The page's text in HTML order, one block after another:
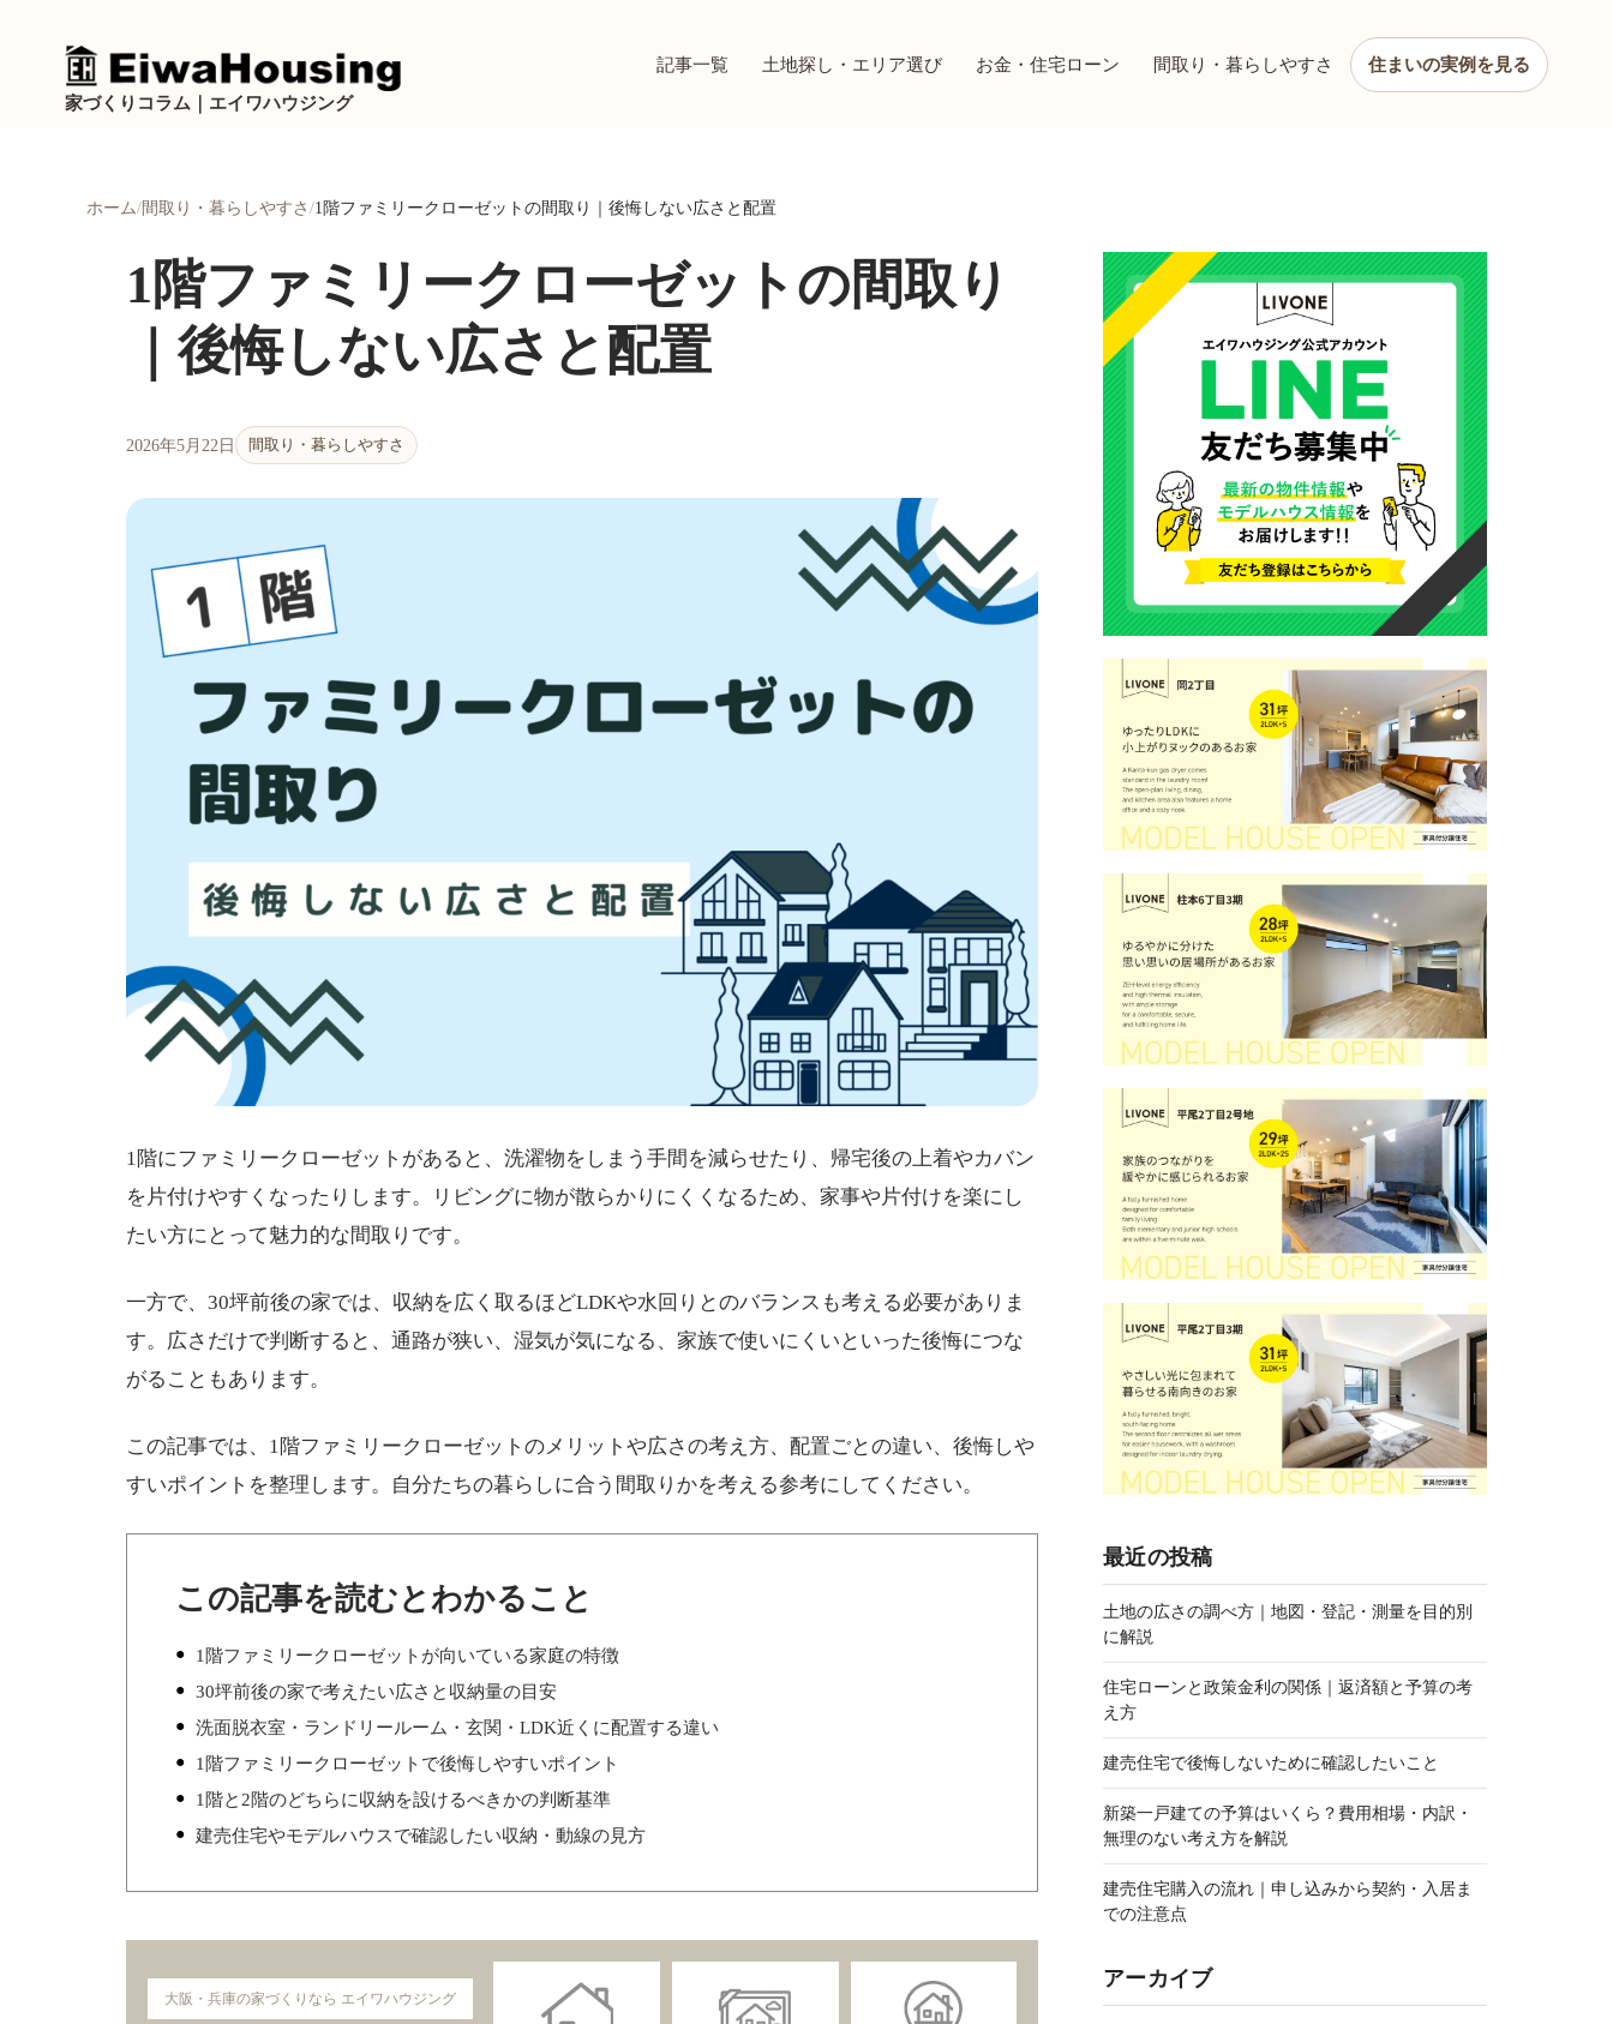
家づくりコラム｜エイワハウジング
記事一覧 土地探し・エリア選び お金・住宅ローン 間取り・暮らしやすさ 住まいの実例を見る
ホーム 間取り・暮らしやすさ 1階ファミリークローゼットの間取り｜後悔しない広さと配置
1階ファミリークローゼットの間取り
｜後悔しない広さと配置
2026年5月22日 間取り・暮らしやすさ
1階にファミリークローゼットがあると、洗濯物をしまう手間を減らせたり、帰宅後の上着やカバン
を片付けやすくなったりします。リビングに物が散らかりにくくなるため、家事や片付けを楽にし
たい方にとって魅力的な間取りです。
一方で、30坪前後の家では、収納を広く取るほどLDKや水回りとのバランスも考える必要がありま
す。広さだけで判断すると、通路が狭い、湿気が気になる、家族で使いにくいといった後悔につな
がることもあります。
この記事では、1階ファミリークローゼットのメリットや広さの考え方、配置ごとの違い、後悔しや
すいポイントを整理します。自分たちの暮らしに合う間取りかを考える参考にしてください。
この記事を読むとわかること
1階ファミリークローゼットが向いている家庭の特徴
30坪前後の家で考えたい広さと収納量の目安
洗面脱衣室・ランドリールーム・玄関・LDK近くに配置する違い
1階ファミリークローゼットで後悔しやすいポイント
1階と2階のどちらに収納を設けるべきかの判断基準
建売住宅やモデルハウスで確認したい収納・動線の見方
大阪・兵庫の家づくりなら エイワハウジング
最近の投稿
土地の広さの調べ方｜地図・登記・測量を目的別
に解説
住宅ローンと政策金利の関係｜返済額と予算の考
え方
建売住宅で後悔しないために確認したいこと
新築一戸建ての予算はいくら？費用相場・内訳・
無理のない考え方を解説
建売住宅購入の流れ｜申し込みから契約・入居ま
での注意点
アーカイブ